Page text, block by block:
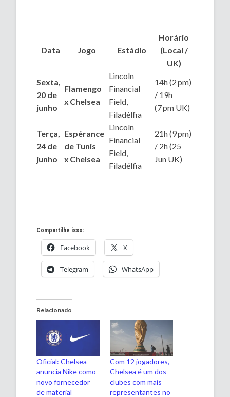
Data Jogo Estádio
Horário
(Local /
UK)
Sexta,
20 de
junho
Flamengo
x Chelsea
Lincoln
Financial
Field,
Filadélfia
14h (2 pm)
/ 19h
(7 pm UK)
Terça,
24 de
junho
Espérance
de Tunis
x Chelsea
Lincoln
Financial
Field,
Filadélfia
21h (9 pm)
/ 2h (25
Jun UK)
Compartilhe isso:
Facebook X
Telegram WhatsApp
Relacionado
Oficial: Chelsea
anuncia Nike como
novo fornecedor
de material
Com 12 jogadores,
Chelsea é um dos
clubes com mais
representantes no